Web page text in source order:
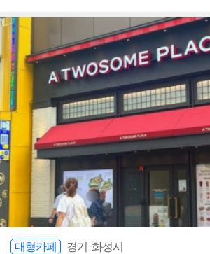
대형카페 경기 화성시